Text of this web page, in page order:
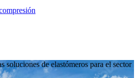
soluciones de elastómeros para el sector